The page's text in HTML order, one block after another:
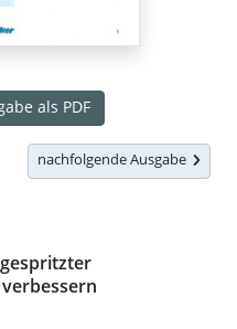
als PDF
nachfolgende Ausgabe